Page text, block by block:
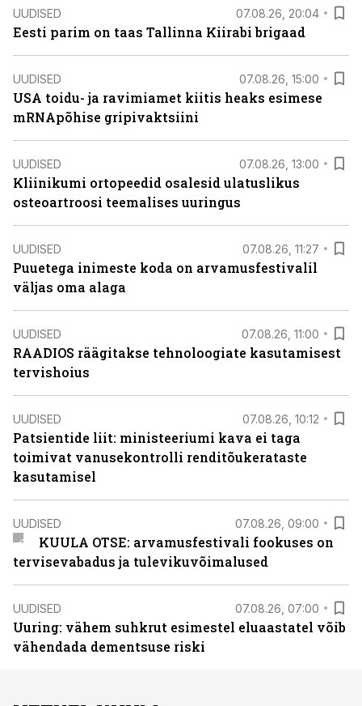
UUDISED 07.08.26, 20:04
Eesti parim on taas Tallinna Kiirabi brigaad
UUDISED 07.08.26, 15:00
USA toidu- ja ravimiamet kiitis heaks esimese
mRNApõhise gripivaktsiini
UUDISED 07.08.26, 13:00
Kliinikumi ortopeedid osalesid ulatuslikus
osteoartroosi teemalises uuringus
UUDISED 07.08.26, 11:27
Puuetega inimeste koda on arvamusfestivalil
väljas oma alaga
UUDISED 07.08.26, 11:00
RAADIOS räägitakse tehnoloogiate kasutamisest
tervishoius
UUDISED 07.08.26, 10:12
Patsientide liit: ministeeriumi kava ei taga
toimivat vanusekontrolli renditõukerataste
kasutamisel
UUDISED 07.08.26, 09:00
KUULA OTSE: arvamusfestivali fookuses on
tervisevabadus ja tulevikuvõimalused
UUDISED 07.08.26, 07:00
Uuring: vähem suhkrut esimestel eluaastatel võib
vähendada dementsuse riski